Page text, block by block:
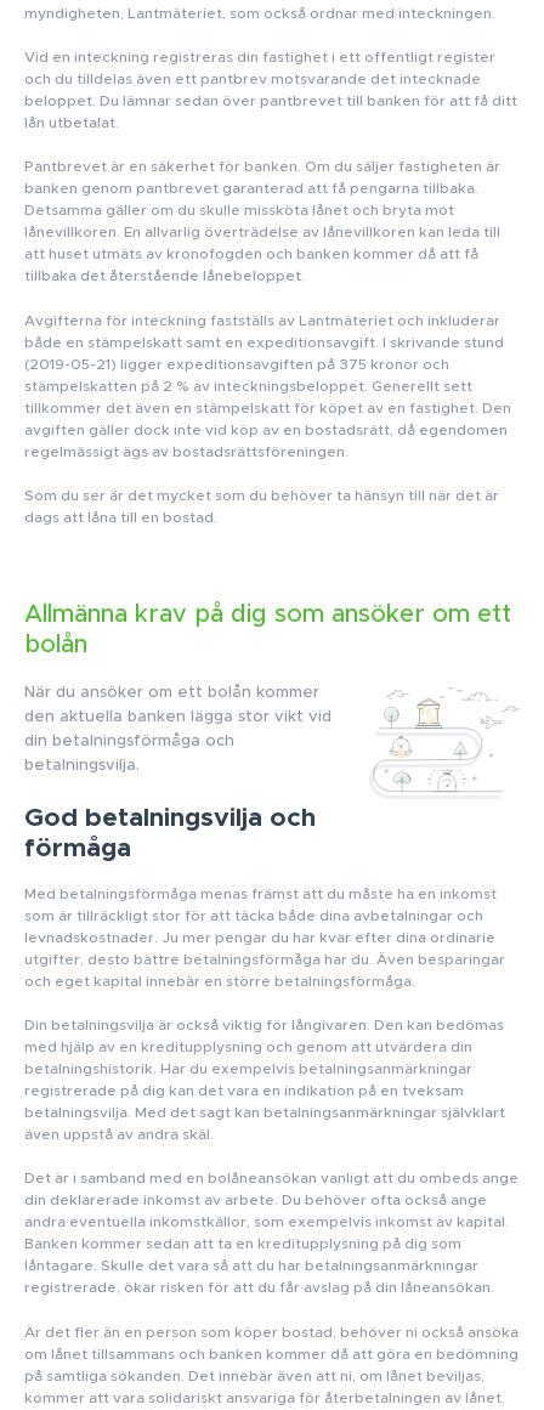
myndigheten, Lantmäteriet, som också ordnar med inteckningen.
Vid en inteckning registreras din fastighet i ett offentligt register
och du tilldelas även ett pantbrev motsvarande det intecknade
beloppet. Du lämnar sedan över pantbrevet till banken för att få ditt
lån utbetalat.
Pantbrevet är en säkerhet för banken. Om du säljer fastigheten är
banken genom pantbrevet garanterad att få pengarna tillbaka.
Detsamma gäller om du skulle missköta lånet och bryta mot
lånevillkoren. En allvarlig överträdelse av lånevillkoren kan leda till
att huset utmäts av kronofogden och banken kommer då att få
tillbaka det återstående lånebeloppet.
Avgifterna för inteckning fastställs av Lantmäteriet och inkluderar
både en stämpelskatt samt en expeditionsavgift. I skrivande stund
(2019-05-21) ligger expeditionsavgiften på 375 kronor och
stämpelskatten på 2 % av inteckningsbeloppet. Generellt sett
tillkommer det även en stämpelskatt för köpet av en fastighet. Den
avgiften gäller dock inte vid köp av en bostadsrätt, då egendomen
regelmässigt ägs av bostadsrättsföreningen.
Som du ser är det mycket som du behöver ta hänsyn till när det är
dags att låna till en bostad.
Allmänna krav på dig som ansöker om ett
bolån
När du ansöker om ett bolån kommer
den aktuella banken lägga stor vikt vid
din betalningsförmåga och
betalningsvilja.
God betalningsvilja och
förmåga
Med betalningsförmåga menas främst att du måste ha en inkomst
som är tillräckligt stor för att täcka både dina avbetalningar och
levnadskostnader. Ju mer pengar du har kvar efter dina ordinarie
utgifter, desto bättre betalningsförmåga har du. Även besparingar
och eget kapital innebär en större betalningsförmåga.
Din betalningsvilja är också viktig för långivaren. Den kan bedömas
med hjälp av en kreditupplysning och genom att utvärdera din
betalningshistorik. Har du exempelvis betalningsanmärkningar
registrerade på dig kan det vara en indikation på en tveksam
betalningsvilja. Med det sagt kan betalningsanmärkningar självklart
även uppstå av andra skäl.
Det är i samband med en bolåneansökan vanligt att du ombeds ange
din deklarerade inkomst av arbete. Du behöver ofta också ange
andra eventuella inkomstkällor, som exempelvis inkomst av kapital.
Banken kommer sedan att ta en kreditupplysning på dig som
låntagare. Skulle det vara så att du har betalningsanmärkningar
registrerade, ökar risken för att du får avslag på din låneansökan.
Är det fler än en person som köper bostad, behöver ni också ansöka
om lånet tillsammans och banken kommer då att göra en bedömning
på samtliga sökanden. Det innebär även att ni, om lånet beviljas,
kommer att vara solidariskt ansvariga för återbetalningen av lånet.